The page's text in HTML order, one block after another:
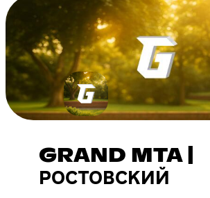
GRAND MTA |
РОСТОВСКИЙ